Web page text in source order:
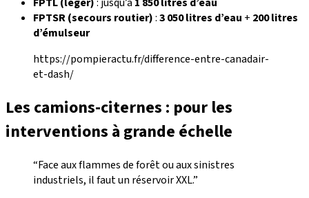
FPTSR (secours routier):3 050 litres d’eau + 200 litres
d’émulseur
https://pompieractu.fr/difference-entre-canadair-
et-dash/
Les camions-citernes : pour les
interventions à grande échelle
“Face aux flammes de forêt ou aux sinistres
industriels, il faut un réservoir XXL.”